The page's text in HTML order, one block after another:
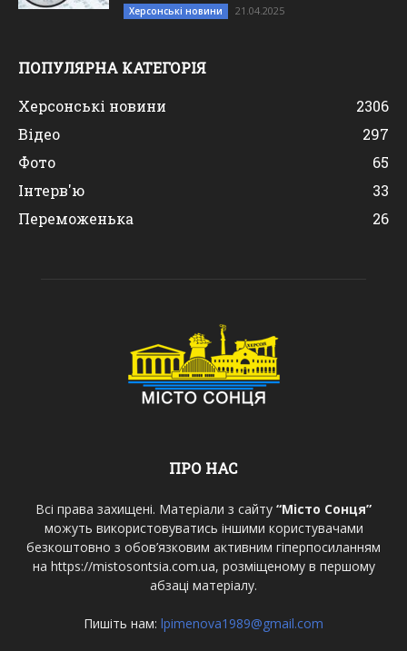
Херсонські новини 21.04.2025
ПОПУЛЯРНА КАТЕГОРІЯ
Херсонські новини
2306
Відео
297
Фото
65
Інтерв'ю
33
Переможенька
26
ПРО НАС
Всі права захищені. Матеріали з сайту “Місто Сонця”
можуть використовуватись іншими користувачами
безкоштовно з обов’язковим активним гіперпосиланням
на https://mistosontsia.com.ua, розміщеному в першому
абзаці матеріалу.
Пишіть нам: lpimenova1989@gmail.com